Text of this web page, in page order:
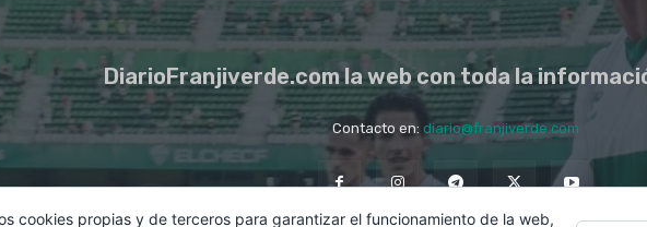
DiarioFranjiverde.com la web con toda la
Contacto en: diario@franjiverde.com
cookies propias y de terceros para garantizar el funcionamiento de la web,